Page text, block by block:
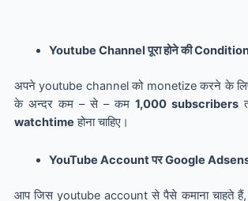
Youtube Channel पूरा होने की
अपने youtube channel को monetize करने के
के अन्दर कम – से – कम1,000 subscribers
watchtime होना चाहिए।
YouTube Account पर Google
आप जिस youtube account से पैसे कमाना चाहते